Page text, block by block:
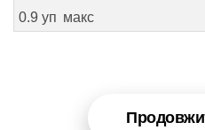
0.9 уп макс